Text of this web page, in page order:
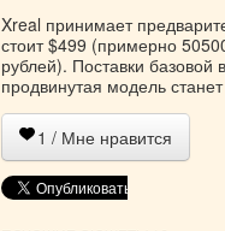
Xreal принимает
стоит $499 (примерно
рублей). Поставки базовой
продвинутая модель
1 / Мне нравится